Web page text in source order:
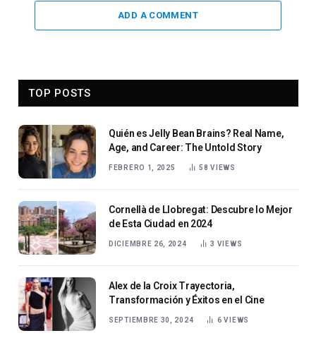
ADD A COMMENT
TOP POSTS
Quién es Jelly Bean Brains? Real Name,
Age, and Career: The Untold Story
FEBRERO 1, 2025 58VIEWS
Cornellà de Llobregat: Descubre lo Mejor
de Esta Ciudad en 2024
DICIEMBRE 26, 2024 3 VIEWS
Alex de la Croix Trayectoria,
Transformación y Éxitos en el Cine
SEPTIEMBRE 30, 2024 6VIEWS